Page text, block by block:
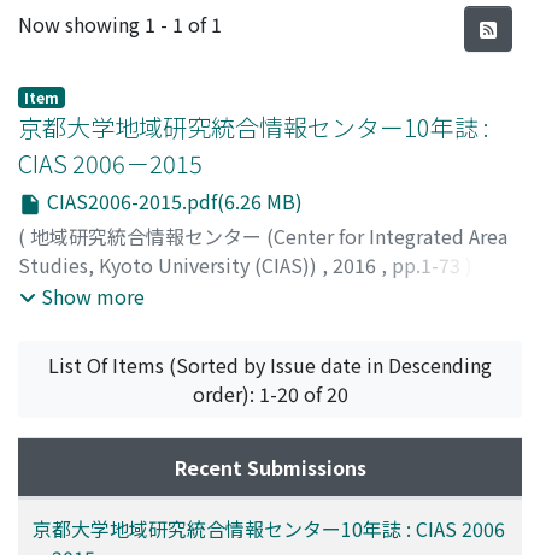
Recent Submissions
Now showing 1 - 1 of 1
Item
京都大学地域研究統合情報センター10年誌 :
CIAS 2006－2015
CIAS2006-2015.pdf(6.26 MB)
( 地域研究統合情報センター (Center for Integrated Area
Studies, Kyoto University (CIAS)) , 2016 , pp.1-73
亀田, 尭宙;中山, 大将
二宮, さち子
Show more
List Of Items (Sorted by Issue date in Descending
order): 1-20 of 20
Recent Submissions
京都大学地域研究統合情報センター10年誌 : CIAS 2006